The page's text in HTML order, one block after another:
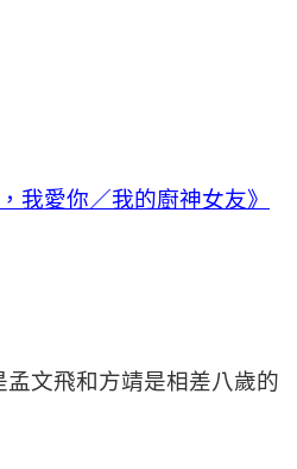
我愛你／我的廚神女友》
孟文飛和方靖是相差八歲的